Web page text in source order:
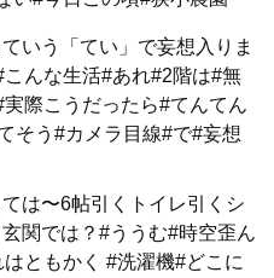
いう「てい」で妄想入りま
んな生活#あれ#2階は#無
際こうだったら#てんてん
そう#カメラ目線#で#妄想
は〜6帖引くトイレ引くシ
関では？#ううむ#時空歪ん
ともかく #洗濯機#どこに